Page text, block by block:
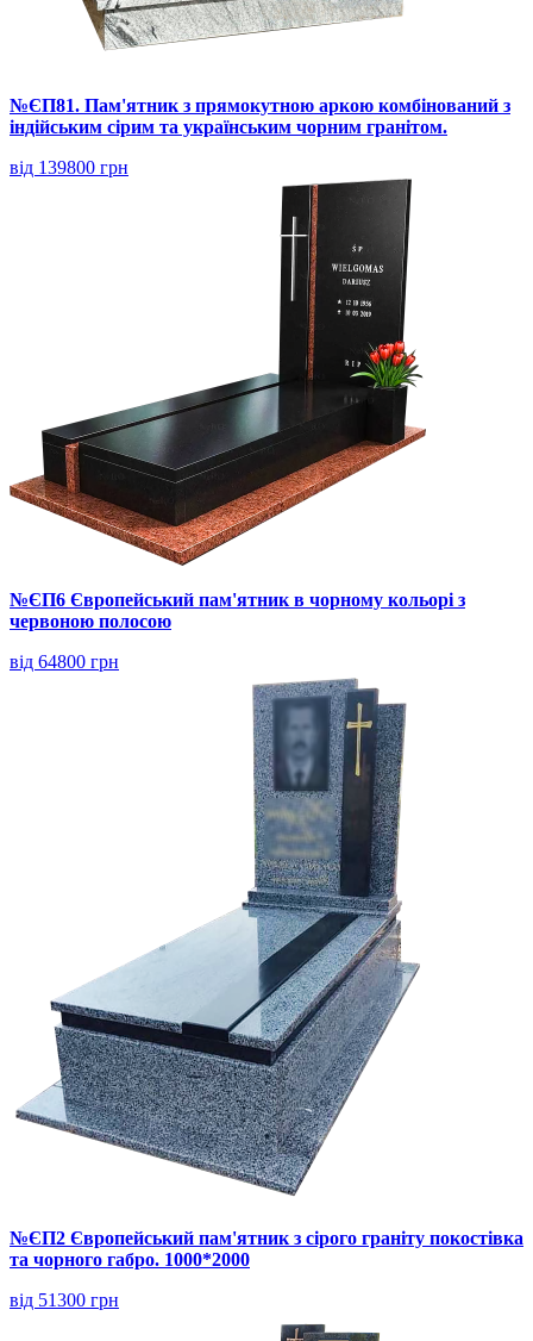
№ЄП81. Пам'ятник з прямокутною аркою комбінований з
індійським сірим та українським чорним гранітом.
від 139800 грн
№ЄП6 Європейський пам'ятник в чорному кольорі з
червоною полосою
від 64800 грн
№ЄП2 Європейський пам'ятник з сірого граніту покостівка
та чорного габро. 1000*2000
від 51300 грн